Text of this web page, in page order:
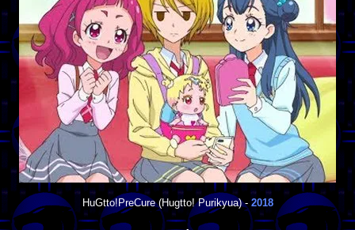
HuGtto!PreCure(Hugtto! Purikyua) - 2018